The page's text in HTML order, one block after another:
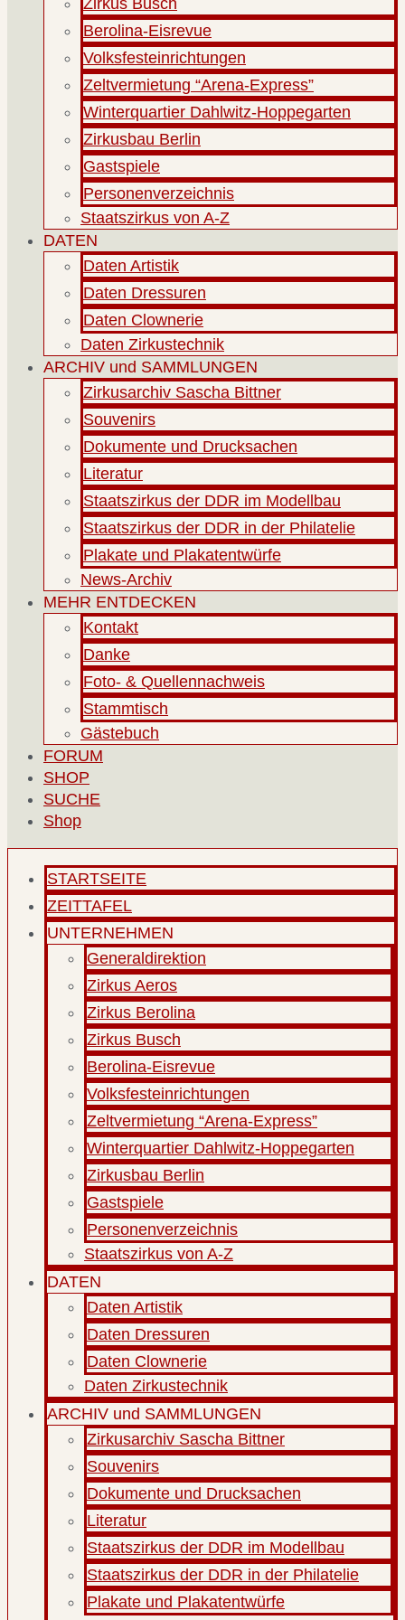
Berolina-Eisrevue
Volksfesteinrichtungen
Zeltvermietung “Arena-Express”
Winterquartier Dahlwitz-Hoppegarten
Zirkusbau Berlin
Gastspiele
Personenverzeichnis
Staatszirkus von A-Z
DATEN
Daten Artistik
Daten Dressuren
Daten Clownerie
Daten Zirkustechnik
ARCHIV und SAMMLUNGEN
Zirkusarchiv Sascha Bittner
Souvenirs
Dokumente und Drucksachen
Literatur
Staatszirkus der DDR im Modellbau
Staatszirkus der DDR in der Philatelie
Plakate und Plakatentwürfe
News-Archiv
MEHR ENTDECKEN
Kontakt
Danke
Foto- & Quellennachweis
Stammtisch
Gästebuch
FORUM
SHOP
SUCHE
Shop
STARTSEITE
ZEITTAFEL
UNTERNEHMEN
Generaldirektion
Zirkus Aeros
Zirkus Berolina
Zirkus Busch
Berolina-Eisrevue
Volksfesteinrichtungen
Zeltvermietung “Arena-Express”
Winterquartier Dahlwitz-Hoppegarten
Zirkusbau Berlin
Gastspiele
Personenverzeichnis
Staatszirkus von A-Z
DATEN
Daten Artistik
Daten Dressuren
Daten Clownerie
Daten Zirkustechnik
ARCHIV und SAMMLUNGEN
Zirkusarchiv Sascha Bittner
Souvenirs
Dokumente und Drucksachen
Literatur
Staatszirkus der DDR im Modellbau
Staatszirkus der DDR in der Philatelie
Plakate und Plakatentwürfe